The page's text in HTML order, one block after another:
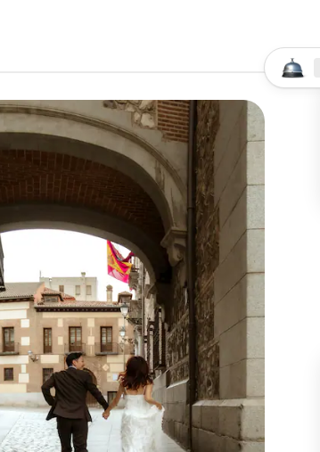
เริ่มค้นหา
สถานที่